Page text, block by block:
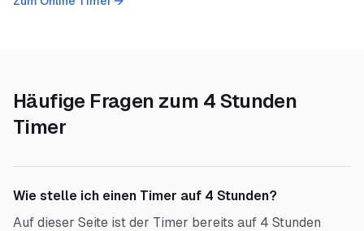
Häufige Fragen zum 4 Stunden
Timer
Wie stelle ich einen Timer auf 4 Stunden?
Auf dieser Seite ist der Timer bereits auf 4 Stunden